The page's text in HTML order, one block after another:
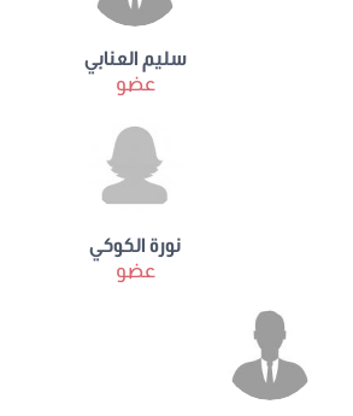
سليم العنابي
عضو
نورة الكوكي
عضو